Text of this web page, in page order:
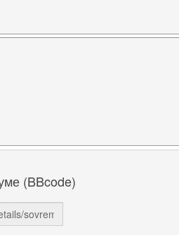
(BBcode)